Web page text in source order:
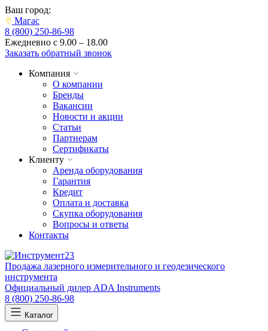
Ваш город:
Магас
8 (800) 250-86-98
Ежедневно с 9.00 – 18.00
Заказать обратный звонок
Компания
О компании
Бренды
Вакансии
Новости и акции
Статьи
Партнерам
Сертификаты
Клиенту
Аренда оборудования
Гарантия
Кредит
Оплата и доставка
Скупка оборудования
Вопросы и ответы
Контакты
Продажа лазерного измерительного и геодезического
инструмента
Официальный дилер ADA Instruments
8 (800) 250-86-98
Каталог